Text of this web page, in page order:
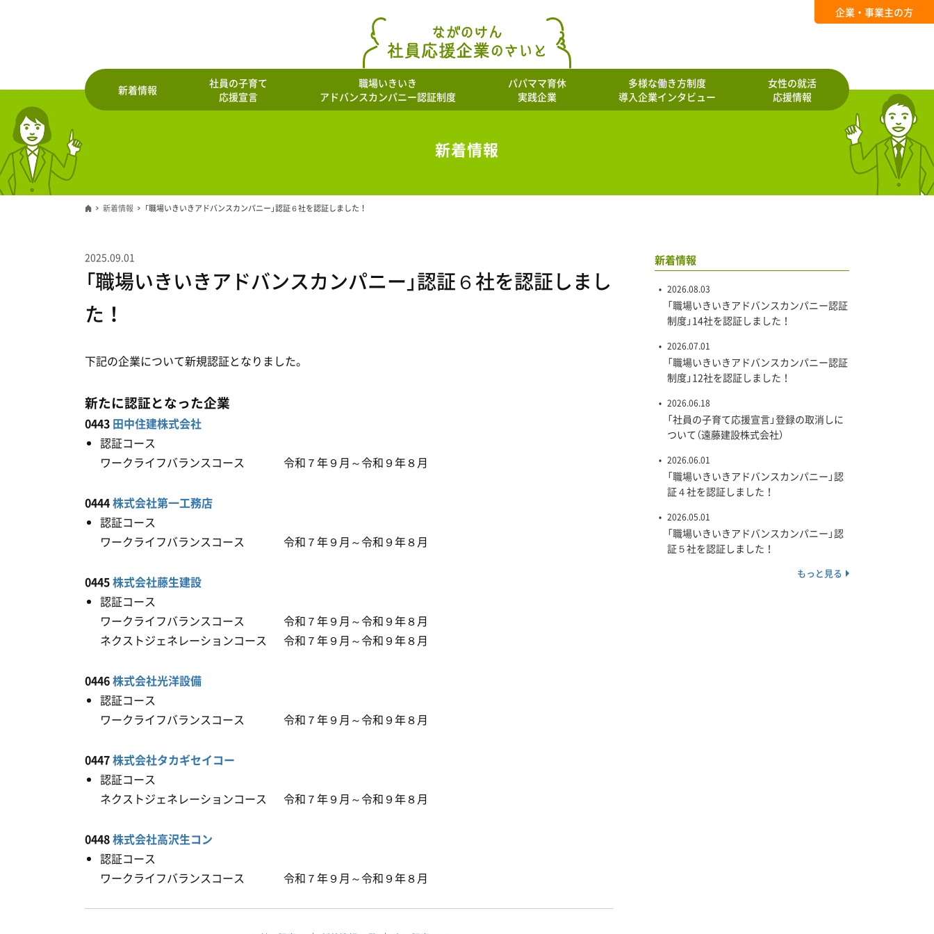
新着情報
社員の子育て
応援宣言
職場いきいき
アドバンスカンパニー認証制度
パパママ育休
実践企業
多様な働き方制度
導入企業インタビュー
女性の就活
応援情報
企業・事業主の方
新着情報
新着情報 「職場いきいきアドバンスカンパニー」認証６社を認証しました！
2025.09.01
「職場いきいきアドバンスカンパニー」認証６社を認証しまし
た！
下記の企業について新規認証となりました。
新たに認証となった企業
0443 田中住建株式会社
認証コース
ワークライフバランスコース 令和７年９月～令和９年８月
0444株式会社第一工務店
認証コース
ワークライフバランスコース 令和７年９月～令和９年８月
0445株式会社藤生建設
認証コース
ワークライフバランスコース 令和７年９月～令和９年８月
ネクストジェネレーションコース 令和７年９月～令和９年８月
0446株式会社光洋設備
認証コース
ワークライフバランスコース 令和７年９月～令和９年８月
0447株式会社タカギセイコー
認証コース
ネクストジェネレーションコース 令和７年９月～令和９年８月
0448株式会社高沢生コン
認証コース
ワークライフバランスコース 令和７年９月～令和９年８月
新着情報
2026.08.03
「職場いきいきアドバンスカンパニー認証
制度」14社を認証しました！
2026.07.01
「職場いきいきアドバンスカンパニー認証
制度」12社を認証しました！
2026.06.18
「社員の子育て応援宣言」登録の取消しに
ついて（遠藤建設株式会社）
2026.06.01
「職場いきいきアドバンスカンパニー」認
証４社を認証しました！
2026.05.01
「職場いきいきアドバンスカンパニー」認
証５社を認証しました！
もっと見る